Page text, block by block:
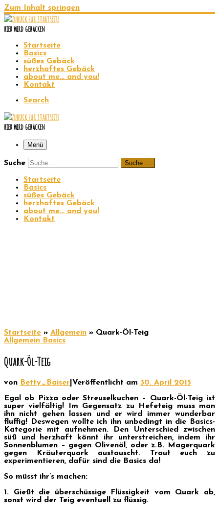
Zum Inhalt springen
hier wird gebacken
Startseite
Basics
süßes Gebäck
herzhaftes Gebäck
about me… and you!
Kontakt
Search
hier wird gebacken
Menü
Suche Suche …
Startseite
Basics
süßes Gebäck
herzhaftes Gebäck
about me… and you!
Kontakt
Startseite » Allgemein » Quark-Öl-Teig
Allgemein Basics
Quark-Öl-Teig
von Betty_Baiser Veröffentlicht am 30. April 2015
Egal ob Pizza oder Streuselkuchen – Quark-Öl-Teig ist
super vielfältig! Im Gegensatz zu Hefeteig muss man
ihn nicht gehen lassen und er wird immer wunderbar
fluffig! Deswegen wollte ich ihn unbedingt in die Basics-
Kategorie mit aufnehmen. Den Unterschied zwischen
süß und herzhaft könnt ihr unterstreichen, indem ihr
Sonnenblumen – gegen Olivenöl, oder z.B. Magerquark
gegen Kräuterquark austauscht. Traut euch zu
experimentieren, dafür sind die Basics da!
So müsst ihr’s machen:
1. Gießt die überschüssige Flüssigkeit vom Quark ab,
sonst wird der Teig eventuell zu flüssig.